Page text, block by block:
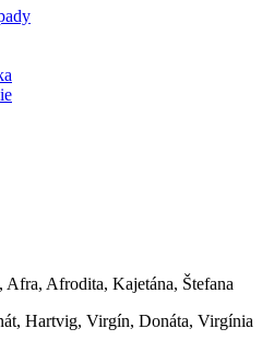
Afra, Afrodita, Kajetána, Štefana
Hartvig, Virgín, Donáta, Virgínia